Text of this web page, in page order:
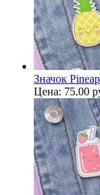
Значок
Цена: 75.00